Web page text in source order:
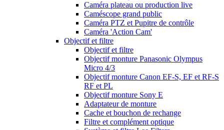
Caméra plateau ou production live
Caméscope grand public
Caméra PTZ et Pupitre de contrôle
Caméra 'Action Cam'
Objectif et filtre
Objectif et filtre
Objectif monture Panasonic Olympus
Micro 4/3
Objectif monture Canon EF-S, EF et RF-S
RF et PL
Objectif monture Sony E
Adaptateur de monture
Cache et bouchon de rechange
Filtre et complément optique